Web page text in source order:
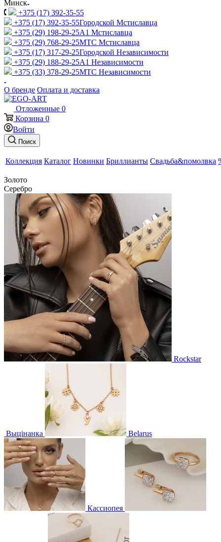
Минск
+375 (17) 392-35-55
+375 (17) 392-35-55Городской Мстиславца
+375 (29) 198-29-25A1 Мстиславца
+375 (29) 768-29-25МТС Мстиславца
+375 (17) 317-29-25Городской Независимости
+375 (29) 188-29-25A1 Независимости
+375 (33) 378-29-25МТС Независимости
О бренде Оплата и доставка
Отложенные 0
Корзина 0
Войти
Поиск
Коллекция Каталог Новинки Бриллианты Свадьба&помолвка
Золото
Серебро
Rockstar
Выцінанка Belarus
Кассиопея